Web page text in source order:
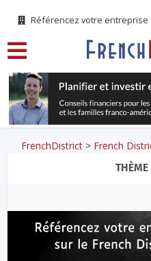
Référencez votre entreprise
FrenchDistrict > French